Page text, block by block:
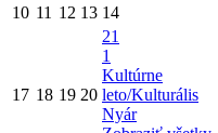
10 11 12 13 14
17 18 19 20
21
1
Kultúrne
leto/Kulturális
Nyár